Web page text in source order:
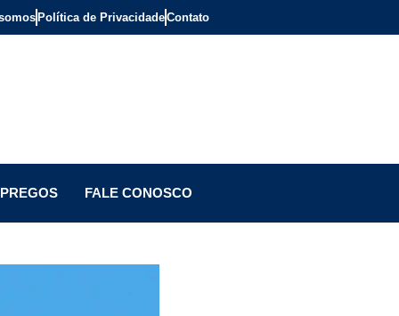
Política de PrivacidadeContato
FALE CONOSCO